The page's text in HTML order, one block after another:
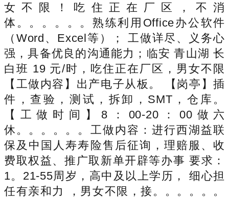
女不限！吃住正在厂区，不消
体。。。。。。熟练利用Office办公软件
（Word、Excel等）； 工做详尽、义务心
强，具备优良的沟通能力；临安 青山湖 长
白班 19 元/时，吃住正在厂区，男女不限
【工做内容】出产电子从板。 【岗亭】插
件，查验，测试，拆卸，SMT，仓库。
【工做时间】8：00-20：00做六
休。。。。。。工做内容：进行西湖益联
保及中国人寿寿险售后征询，理赔服、收
费取权益、推广取新单开辟等办事 要求：
1。21-55周岁，高中及以上学历， 细心担
任有亲和力 ，男女不限，接。。。。。。